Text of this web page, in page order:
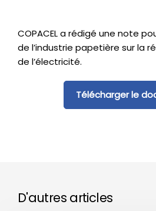
COPACEL a rédigé une note
de l’industrie papetière sur la
de l’électricité.
Télécharger le
D'autres articles